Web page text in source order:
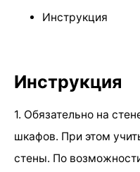
Инструкция
Инструкция
1. Обязательно на
шкафов. При этом
стены. По